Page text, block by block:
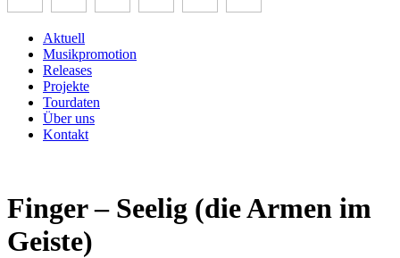
Aktuell
Musikpromotion
Releases
Projekte
Tourdaten
Über uns
Kontakt
Finger – Seelig (die Armen im
Geiste)